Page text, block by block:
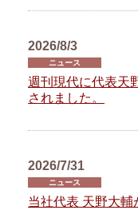
2026/8/3
ニュース
週刊現代に代表天
されました。
2026/7/31
ニュース
当社代表 天野大